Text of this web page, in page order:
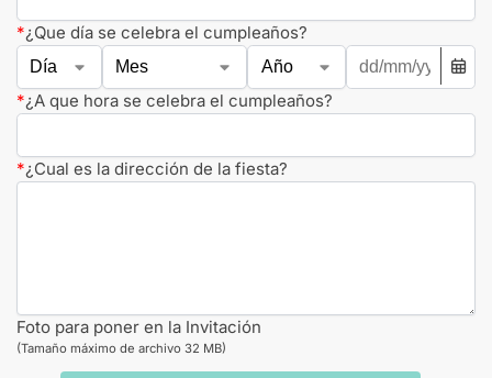
*¿Que día se celebra el cumpleaños?
*¿A que hora se celebra el cumpleaños?
*¿Cual es la dirección de la fiesta?
Foto para poner en la Invitación
(Tamaño máximo de archivo 32 MB)